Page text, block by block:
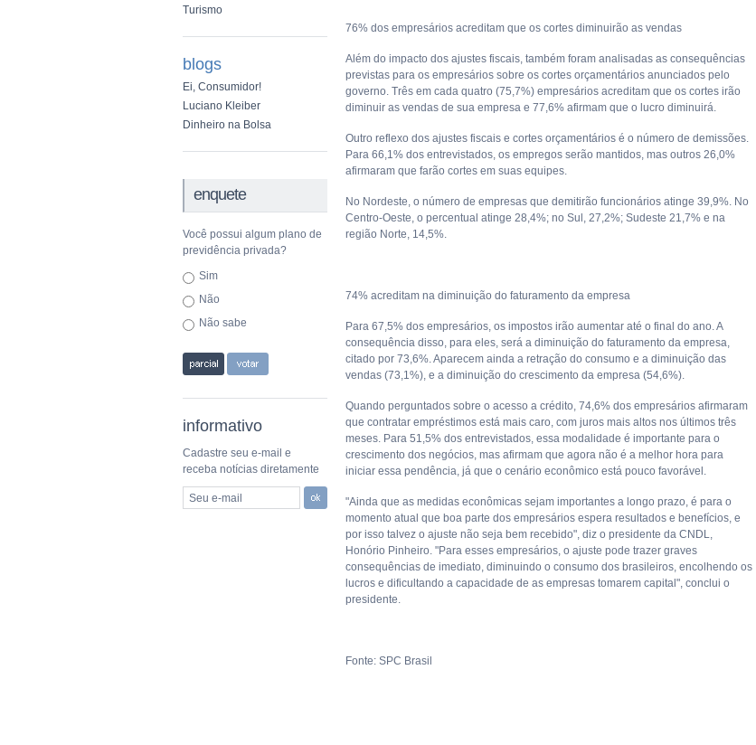
Turismo
blogs
Ei, Consumidor!
Luciano Kleiber
Dinheiro na Bolsa
enquete
Você possui algum plano de
previdência privada?
Sim
Não
Não sabe
informativo
Cadastre seu e-mail e
receba notícias diretamente
Seu e-mail
76% dos empresários acreditam que os cortes diminuirão as vendas
Além do impacto dos ajustes fiscais, também foram analisadas as consequências
previstas para os empresários sobre os cortes orçamentários anunciados pelo
governo. Três em cada quatro (75,7%) empresários acreditam que os cortes irão
diminuir as vendas de sua empresa e 77,6% afirmam que o lucro diminuirá.
Outro reflexo dos ajustes fiscais e cortes orçamentários é o número de demissões.
Para 66,1% dos entrevistados, os empregos serão mantidos, mas outros 26,0%
afirmaram que farão cortes em suas equipes.
No Nordeste, o número de empresas que demitirão funcionários atinge 39,9%. No
Centro-Oeste, o percentual atinge 28,4%; no Sul, 27,2%; Sudeste 21,7% e na
região Norte, 14,5%.
74% acreditam na diminuição do faturamento da empresa
Para 67,5% dos empresários, os impostos irão aumentar até o final do ano. A
consequência disso, para eles, será a diminuição do faturamento da empresa,
citado por 73,6%. Aparecem ainda a retração do consumo e a diminuição das
vendas (73,1%), e a diminuição do crescimento da empresa (54,6%).
Quando perguntados sobre o acesso a crédito, 74,6% dos empresários afirmaram
que contratar empréstimos está mais caro, com juros mais altos nos últimos três
meses. Para 51,5% dos entrevistados, essa modalidade é importante para o
crescimento dos negócios, mas afirmam que agora não é a melhor hora para
iniciar essa pendência, já que o cenário econômico está pouco favorável.
"Ainda que as medidas econômicas sejam importantes a longo prazo, é para o
momento atual que boa parte dos empresários espera resultados e benefícios, e
por isso talvez o ajuste não seja bem recebido", diz o presidente da CNDL,
Honório Pinheiro. "Para esses empresários, o ajuste pode trazer graves
consequências de imediato, diminuindo o consumo dos brasileiros, encolhendo os
lucros e dificultando a capacidade de as empresas tomarem capital", conclui o
presidente.
Fonte: SPC Brasil